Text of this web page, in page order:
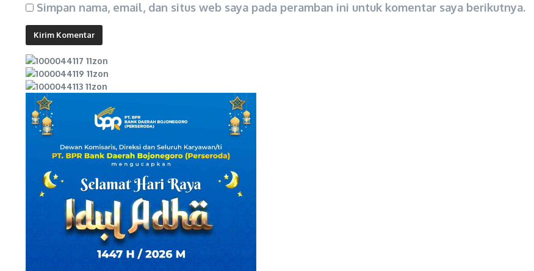
Simpan nama, email, dan situs web saya pada peramban ini untuk komentar saya berikutnya.